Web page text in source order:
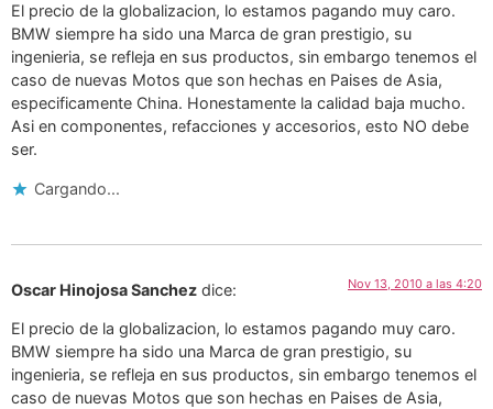
El precio de la globalizacion, lo estamos pagando muy caro.
BMW siempre ha sido una Marca de gran prestigio, su
ingenieria, se refleja en sus productos, sin embargo tenemos el
caso de nuevas Motos que son hechas en Paises de Asia,
especificamente China. Honestamente la calidad baja mucho.
Asi en componentes, refacciones y accesorios, esto NO debe
ser.
Cargando...
Oscar Hinojosa Sanchez dice: Nov 13, 2010 a las 4:20
El precio de la globalizacion, lo estamos pagando muy caro.
BMW siempre ha sido una Marca de gran prestigio, su
ingenieria, se refleja en sus productos, sin embargo tenemos el
caso de nuevas Motos que son hechas en Paises de Asia,